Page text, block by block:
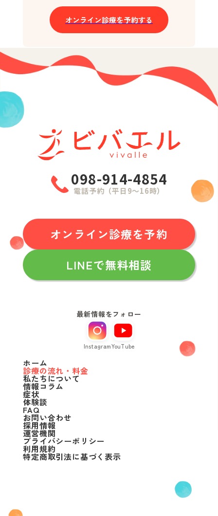
オンライン診療を予約する
098-914-4854
電話予約（平日9〜16時）
オンライン診療を予約
LINEで無料相談
最新情報をフォロー
InstagramYouTube
ホーム
診療の流れ・料金
私たちについて
情報コラム
症状
体験談
FAQ
お問い合わせ
採用情報
運営機関
プライバシーポリシー
利用規約
特定商取引法に基づく表示